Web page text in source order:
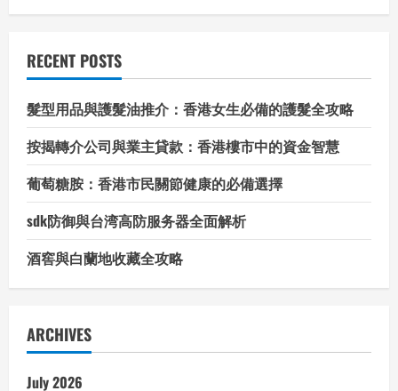
的
用
品
RECENT POSTS
髮型用品與護髮油推介：香港女生必備的護髮全攻略
按揭轉介公司與業主貸款：香港樓市中的資金智慧
葡萄糖胺：香港市民關節健康的必備選擇
sdk防御與台湾高防服务器全面解析
酒窖與白蘭地收藏全攻略
ARCHIVES
July 2026